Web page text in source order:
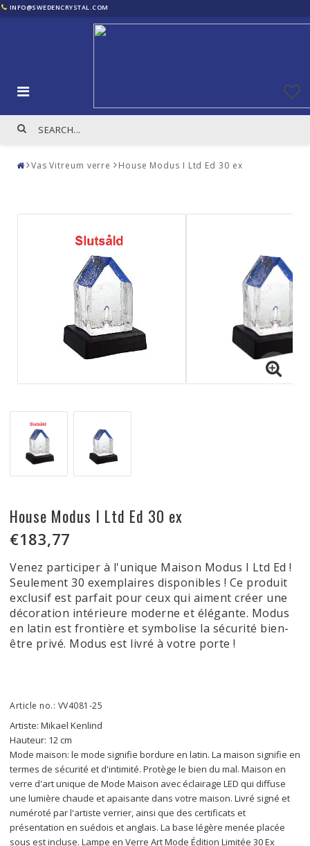
INFO@SWEDENCRYSTAL.COM
Vas Vitreum verre House Modus I Ltd Ed 30 ex
House Modus I Ltd Ed 30 ex
€183,77
Venez participer à l'unique Maison Modus I Ltd Ed !
Seulement 30 exemplaires disponibles ! Ce produit
exclusif est parfait pour ceux qui aiment créer une
décoration intérieure moderne et élégante. Modus
en latin est frontière et symbolise la sécurité bien-
être privé. Modus est livré à votre porte !
Article no.: VV4081-25
Artiste: Mikael Kenlind
Hauteur: 12 cm
Mode maison: le mode signifie bordure en latin. La maison signifie en
termes de sécurité et d'intimité. Protège le bien du mal. Maison en
verre d'art unique de Mode Maison avec éclairage LED qui diffuse
une lumière chaude et apaisante dans votre maison. Livré signé et
numéroté par l'artiste verrier, ainsi que des certificats et
présentation en suédois et anglais. La base légère menée placée
sous est incluse. Lampe en Verre Art Mode Édition Limitée 30 Ex